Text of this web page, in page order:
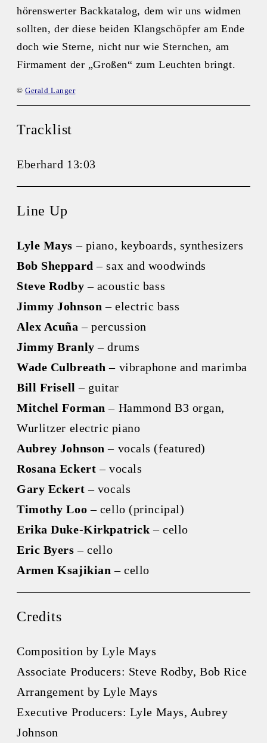
hörenswerter Backkatalog, dem wir uns widmen
sollten, der diese beiden Klangschöpfer am Ende
doch wie Sterne, nicht nur wie Sternchen, am
Firmament der „Großen“ zum Leuchten bringt.
©Gerald Langer
Tracklist
Eberhard 13:03
Line Up
Lyle Mays – piano, keyboards, synthesizers
Bob Sheppard – sax and woodwinds
Steve Rodby – acoustic bass
Jimmy Johnson – electric bass
Alex Acuña – percussion
Jimmy Branly – drums
Wade Culbreath– vibraphone and marimba
Bill Frisell – guitar
Mitchel Forman – Hammond B3 organ,
Wurlitzer electric piano
Aubrey Johnson – vocals (featured)
Rosana Eckert– vocals
Gary Eckert– vocals
Timothy Loo– cello (principal)
Erika Duke-Kirkpatrick – cello
Eric Byers – cello
Armen Ksajikian– cello
Credits
Composition by Lyle Mays
Associate Producers: Steve Rodby, Bob Rice
Arrangement by Lyle Mays
Executive Producers: Lyle Mays, Aubrey
Johnson